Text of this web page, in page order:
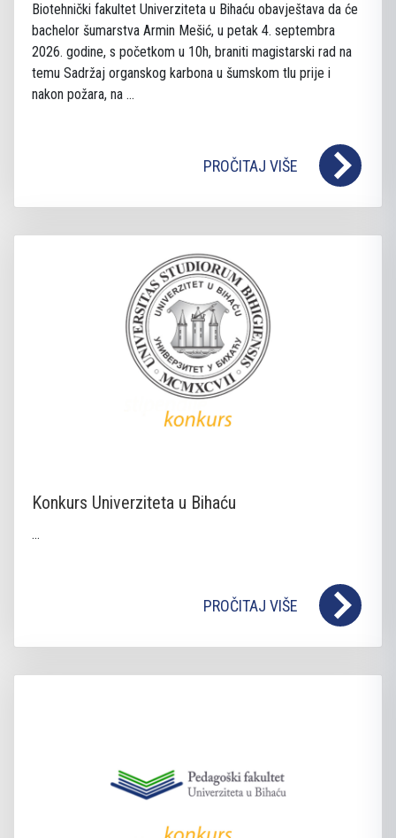
Biotehnički fakultet Univerziteta u Bihaću obavještava da će
bachelor šumarstva Armin Mešić, u petak 4. septembra
2026. godine, s početkom u 10h, braniti magistarski rad na
temu Sadržaj organskog karbona u šumskom tlu prije i
nakon požara, na ...
PROČITAJ VIŠE
Konkurs Univerziteta u Bihaću
...
PROČITAJ VIŠE